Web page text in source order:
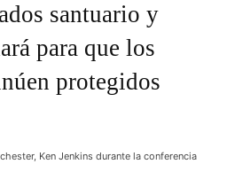
santuario y
para que los
protegidos
Ken Jenkins durante la conferencia